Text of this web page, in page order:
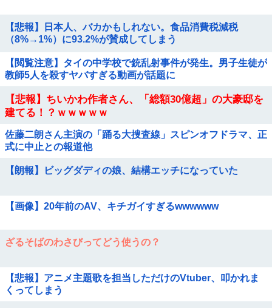
【悲報】日本人、バカかもしれない。食品消費税減税
（8%→1%）に93.2%が賛成してしまう
【閲覧注意】タイの中学校で銃乱射事件が発生。男子生徒が
教師5人を殺すヤバすぎる動画が話題に
【悲報】ちいかわ作者さん、「総額30億超」の大豪邸を
建てる！？ｗｗｗｗｗ
佐藤二朗さん主演の「踊る大捜査線」スピンオフドラマ、正
式に中止との報道他
【朗報】ビッグダディの娘、結構エッチになっていた
【画像】20年前のAV、キチガイすぎるwwwwww
ざるそばのわさびってどう使うの？
【悲報】アニメ主題歌を担当しただけのVtuber、叩かれま
くってしまう